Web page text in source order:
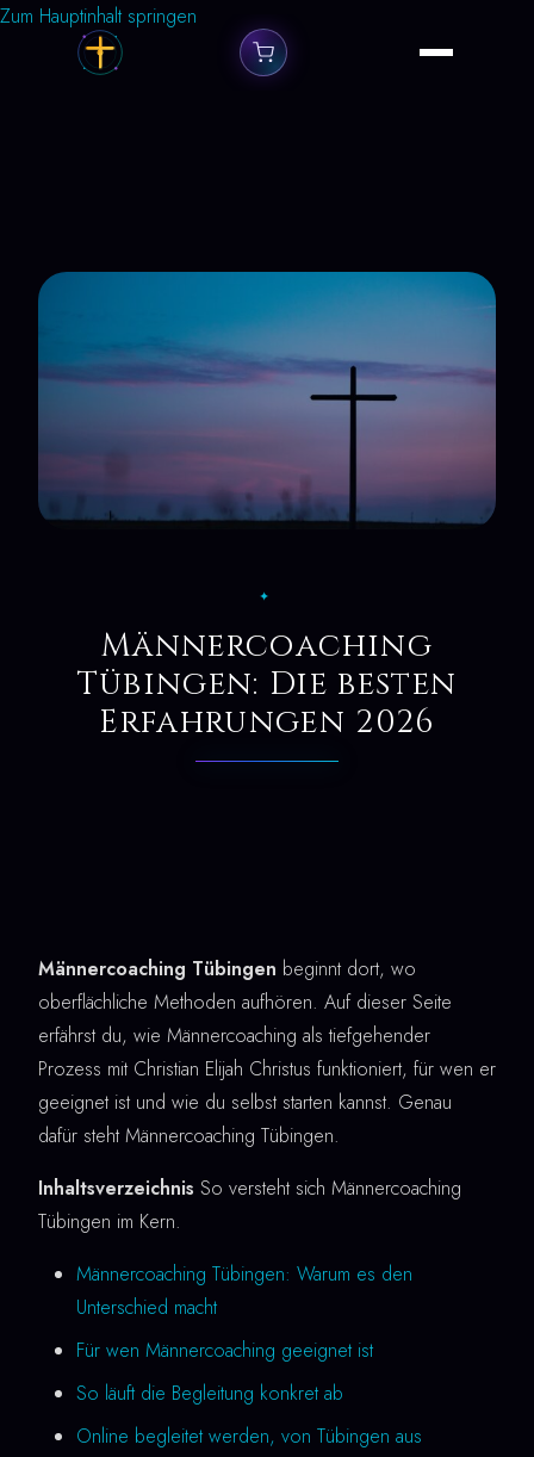
Zum Hauptinhalt springen
✦
Männercoaching
Tübingen: Die besten
Erfahrungen 2026
Männercoaching Tübingen beginnt dort, wo
oberflächliche Methoden aufhören. Auf dieser Seite
erfährst du, wie Männercoaching als tiefgehender
Prozess mit Christian Elijah Christus funktioniert, für wen er
geeignet ist und wie du selbst starten kannst. Genau
dafür steht Männercoaching Tübingen.
Inhaltsverzeichnis So versteht sich Männercoaching
Tübingen im Kern.
Männercoaching Tübingen: Warum es den
Unterschied macht
Für wen Männercoaching geeignet ist
So läuft die Begleitung konkret ab
Online begleitet werden, von Tübingen aus